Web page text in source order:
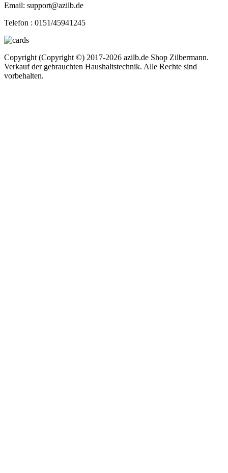
Email: support@azilb.de
Telefon : 0151/45941245
Copyright (Copyright ©) 2017-2026 azilb.de Shop Zilbermann.
Verkauf der gebrauchten Haushaltstechnik. Alle Rechte sind
vorbehalten.